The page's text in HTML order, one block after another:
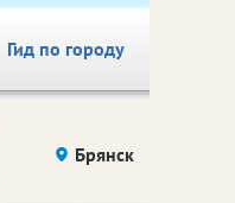
Гид по городу
Брянск